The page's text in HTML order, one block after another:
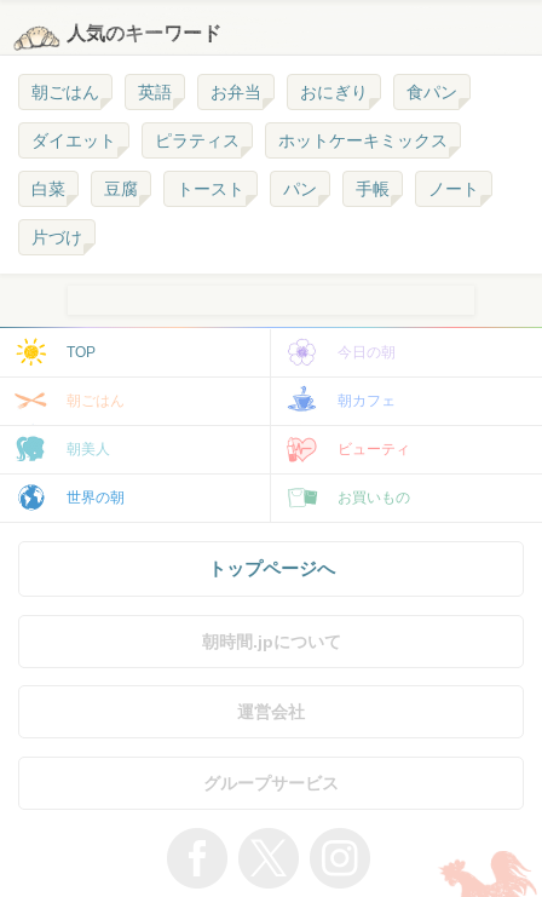
人気のキーワード
朝ごはん 英語 お弁当 おにぎり 食パン
ダイエット ピラティス ホットケーキミックス
白菜 豆腐 トースト パン 手帳 ノート
片づけ
TOP 今日の朝
朝ごはん 朝カフェ
朝美人 ビューティ
世界の朝 お買いもの
トップページへ
朝時間.jpについて
運営会社
グループサービス